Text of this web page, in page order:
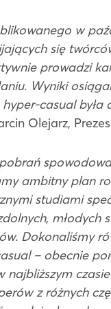
w
się
prowadzi
Wyniki
casual
Olejarz,
ambitny plan
studiami
młodych
Dokonaliśmy
– obecnie
najbliższym
z różnych